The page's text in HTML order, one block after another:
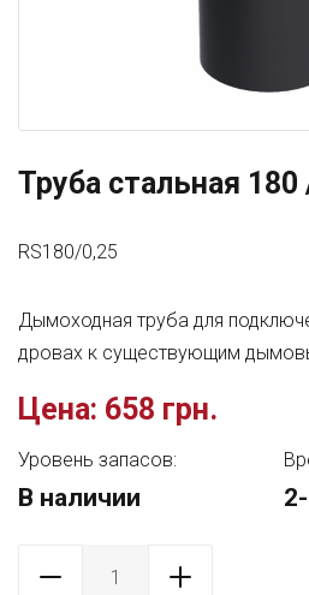
Труба стальная
RS180/0,25
Дымоходная труба для
дровах к существующим
Цена: 658 грн.
Уровень запасов:
В наличии